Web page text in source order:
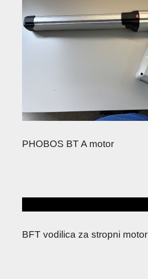
PHOBOS BT A motor
BFT vodilica za stropni motor